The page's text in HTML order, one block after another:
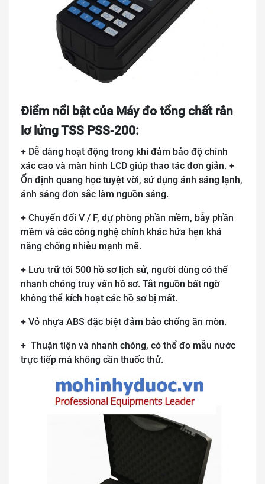
Điểm nổi bật của Máy đo tổng chất rắn
lơ lửng TSS PSS-200:
+ Dễ dàng hoạt động trong khi đảm bảo độ chính
xác cao và màn hình LCD giúp thao tác đơn giản. +
Ổn định quang học tuyệt vời, sử dụng ánh sáng lạnh,
ánh sáng đơn sắc làm nguồn sáng.
+ Chuyển đổi V / F, dự phòng phần mềm, bẫy phần
mềm và các công nghệ chính khác hứa hẹn khả
năng chống nhiễu mạnh mẽ.
+ Lưu trữ tới 500 hồ sơ lịch sử, người dùng có thể
nhanh chóng truy vấn hồ sơ. Tắt nguồn bất ngờ
không thể kích hoạt các hồ sơ bị mất.
+ Vỏ nhựa ABS đặc biệt đảm bảo chống ăn mòn.
+ Thuận tiện và nhanh chóng, có thể đo mẫu nước
trực tiếp mà không cần thuốc thử.